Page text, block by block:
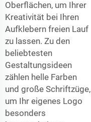
Oberflächen, um Ihrer
Kreativität bei Ihren
Aufklebern freien Lauf
zu lassen. Zu den
beliebtesten
Gestaltungsideen
zählen helle Farben
und große Schriftzüge,
um Ihr eigenes Logo
besonders